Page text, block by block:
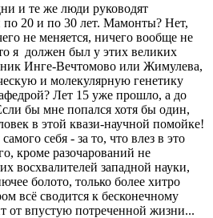
и те же люди руководят
по 20 и по 30 лет. Мамонты? Нет,
не меняется, ничего вообще не
я должен был у этих великих
Инге-Вечтомово или Жимулева,
и молекулярную генетику
Лет 15 уже прошло, а до
бы мне попался хотя бы один,
в этой квази-научной помойке!
себя - за то, что влез в это
кроме разочарований не
восхвалителей западной науки,
болото, только более хитро
всё сводится к бесконечному
от впустую потреченной жизни...